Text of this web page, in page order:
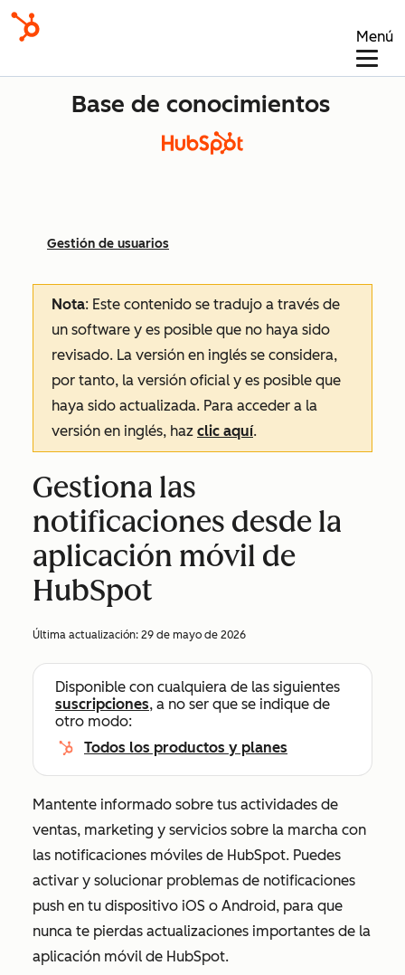
Menú
Base de conocimientos
Gestión de usuarios
Nota: Este contenido se tradujo a través de
un software y es posible que no haya sido
revisado. La versión en inglés se considera,
por tanto, la versión oficial y es posible que
haya sido actualizada. Para acceder a la
versión en inglés, haz clic aquí.
Gestiona las
notificaciones desde la
aplicación móvil de
HubSpot
Última actualización: 29 de mayo de 2026
Disponible con cualquiera de las siguientes
suscripciones, a no ser que se indique de
otro modo:
Todos los productos y planes
Mantente informado sobre tus actividades de
ventas, marketing y servicios sobre la marcha con
las notificaciones móviles de HubSpot. Puedes
activar y solucionar problemas de notificaciones
push en tu dispositivo iOS o Android, para que
nunca te pierdas actualizaciones importantes de la
aplicación móvil de HubSpot.